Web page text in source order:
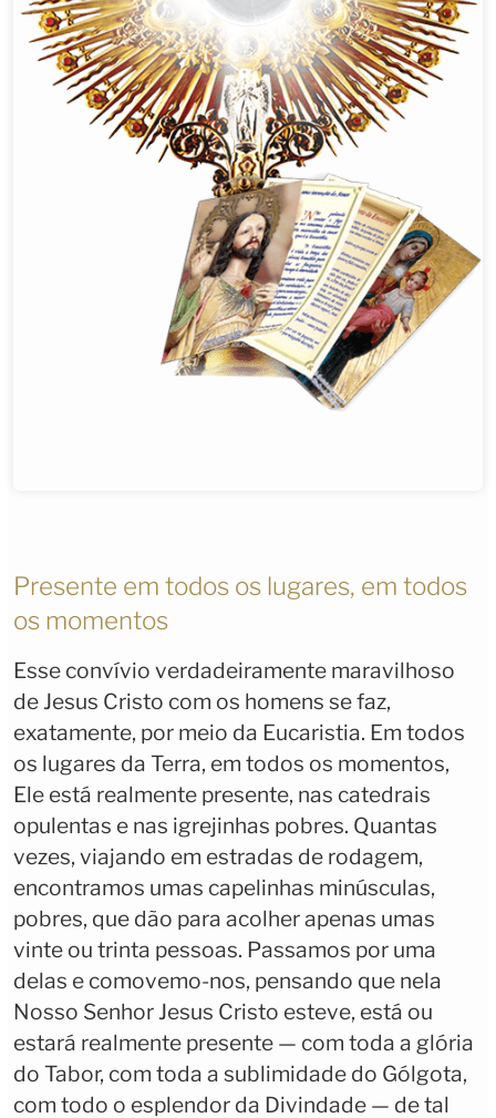
Presente em todos os lugares, em todos
os momentos
Esse convívio verdadeiramente maravilhoso
de Jesus Cristo com os homens se faz,
exatamente, por meio da Eucaristia. Em todos
os lugares da Terra, em todos os momentos,
Ele está realmente presente, nas catedrais
opulentas e nas igrejinhas pobres. Quantas
vezes, viajando em estradas de rodagem,
encontramos umas capelinhas minúsculas,
pobres, que dão para acolher apenas umas
vinte ou trinta pessoas. Passamos por uma
delas e comovemo-nos, pensando que nela
Nosso Senhor Jesus Cristo esteve, está ou
estará realmente presente — com toda a glória
do Tabor, com toda a sublimidade do Gólgota,
com todo o esplendor da Divindade — de tal